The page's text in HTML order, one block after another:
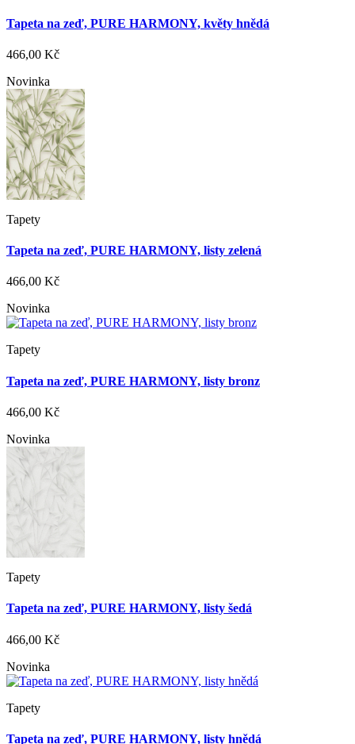
Tapeta na zeď, PURE HARMONY, květy hnědá
466,00 Kč
Novinka
Tapety
Tapeta na zeď, PURE HARMONY, listy zelená
466,00 Kč
Novinka
Tapety
Tapeta na zeď, PURE HARMONY, listy bronz
466,00 Kč
Novinka
Tapety
Tapeta na zeď, PURE HARMONY, listy šedá
466,00 Kč
Novinka
Tapety
Tapeta na zeď, PURE HARMONY, listy hnědá